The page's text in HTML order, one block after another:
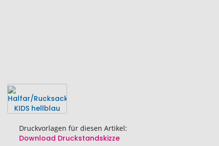
Druckvorlagen für diesen Artikel:
Download Druckstandskizze